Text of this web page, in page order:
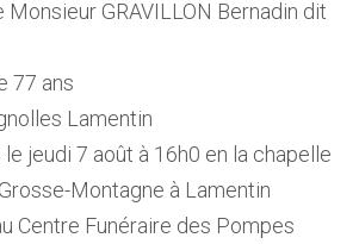
Monsieur GRAVILLON Bernadin dit
77 ans
Lamentin
jeudi 7 août à 16h0 en la chapelle
Montagne à Lamentin
Centre Funéraire des Pompes